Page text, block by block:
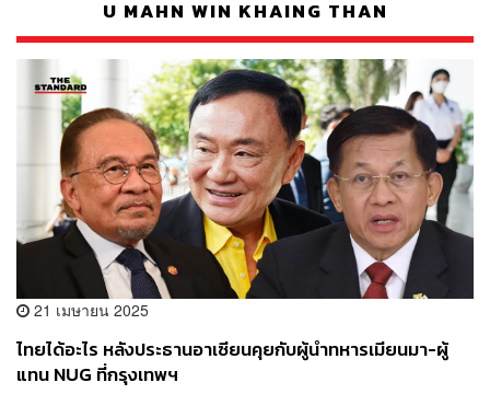
U MAHN WIN KHAING THAN
21 เมษายน 2025
ไทยได้อะไร หลังประธานอาเซียนคุยกับผู้นำทหารเมียนมา-ผู้
แทน NUG ที่กรุงเทพฯ